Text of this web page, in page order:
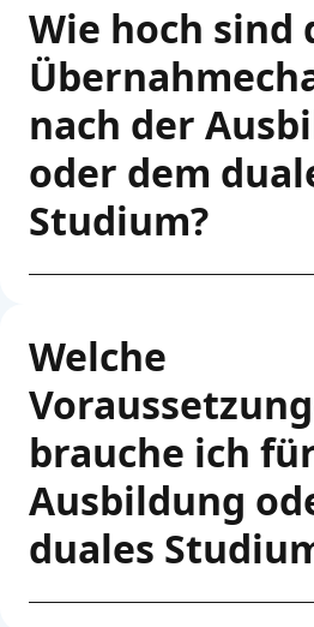
Wie hoch sind
nach der
oder dem
Studium?
Welche
brauche ich
Ausbildung
duales